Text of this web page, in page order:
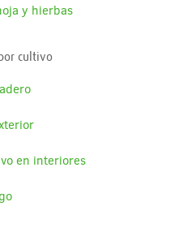
y hierbas
cultivo
en interiores